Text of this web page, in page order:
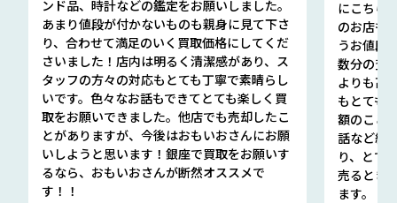
ンド品、時計などの鑑定をお願いしました。
あまり値段が付かないものも親身に見て下さ
り、合わせて満足のいく買取価格にしてくだ
さいました！店内は明るく清潔感があり、ス
タッフの方々の対応もとても丁寧で素晴らし
いです。色々なお話もできてとても楽しく買
取をお願いできました。他店でも売却したこ
とがありますが、今後はおもいおさんにお願
いしようと思います！銀座で買取をお願いす
るなら、おもいおさんが断然オススメで
す！！
にこちら
のお店も
うお値段
数分の査
よりも高
もとても
額のこと
話など細
り、とて
売るとき
ます。